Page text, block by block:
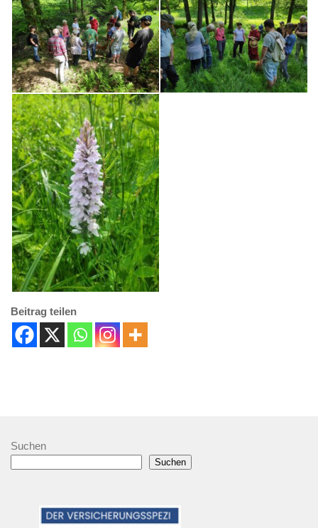
Beitrag teilen
Suchen
Suchen